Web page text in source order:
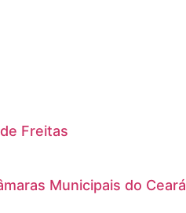
Freitas
Municipais do Ceará